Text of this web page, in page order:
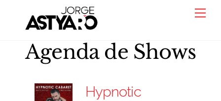
content
Agenda de Shows
Hypnotic